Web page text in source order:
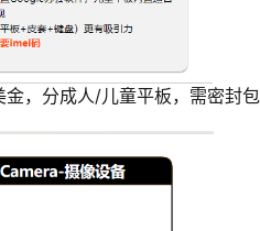
，分成人/儿童平板，需密封